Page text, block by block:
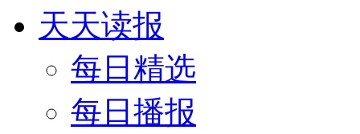
天天读报
每日精选
每日播报